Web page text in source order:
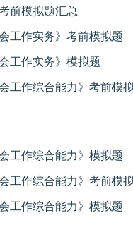
前模拟题汇总
工作实务》考前模拟题
工作实务》模拟题
工作综合能力》考前模
工作综合能力》模拟题
工作综合能力》考前模
工作综合能力》模拟题